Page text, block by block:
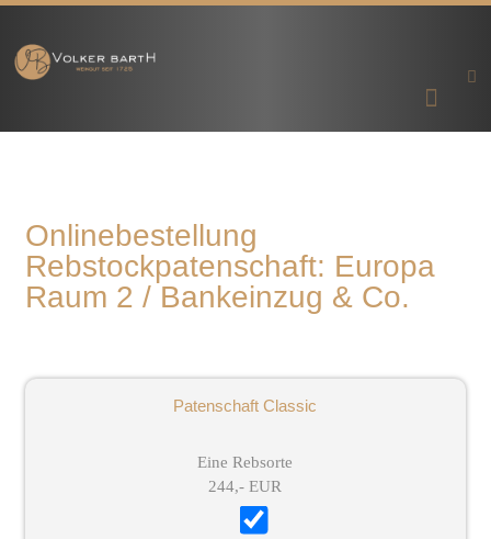
Onlinebestellung
Rebstockpatenschaft: Europa
Raum 2 / Bankeinzug & Co.
Patenschaft Classic
Eine Rebsorte
244,- EUR